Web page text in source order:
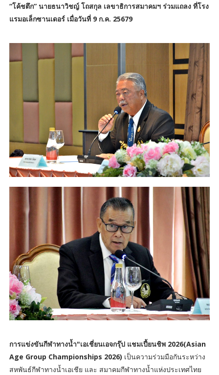
“โค้ชตึก” นายธนาวิชญ์ โถสกุล เลขาธิการสมาคมฯ ร่วมแถลง ที่โรง
แรมอเล็กซานเดอร์ เมื่อวันที่ 9 ก.ค. 25679
การแข่งขันกีฬาทางน้ำ"เอเชี่ยนเอจกรุ๊ป แชมเปี้ยนชิพ 2026(Asian
Age Group Championships 2026) เป็นความร่วมมือกันระหว่าง
สหพันธ์กีฬาทางน้ำเอเชีย และ สมาคมกีฬาทางน้ำแห่งประเทศไทย